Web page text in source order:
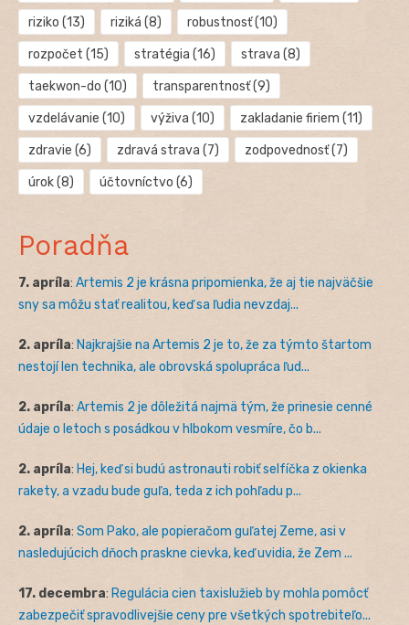
riziko (13) riziká (8) robustnosť(10)
rozpočet (15) stratégia (16) strava (8)
taekwon-do (10) transparentnosť(9)
vzdelávanie (10) výživa (10) zakladanie firiem (11)
zdravie (6) zdravá strava (7) zodpovednosť(7)
úrok(8) účtovníctvo (6)
Poradňa
7. apríla: Artemis 2 je krásna pripomienka, že aj tie najväčšie
sny sa môžu stať realitou, keď sa ľudia nevzdaj...
2. apríla: Najkrajšie na Artemis 2 je to, že za týmto štartom
nestojí len technika, ale obrovská spolupráca ľud...
2. apríla: Artemis 2 je dôležitá najmä tým, že prinesie cenné
údaje o letoch s posádkou v hlbokom vesmíre, čo b...
2. apríla: Hej, keď si budú astronauti robiť selfíčka z okienka
rakety, a vzadu bude guľa, teda z ich pohľadu p...
2. apríla: Som Pako, ale popieračom guľatej Zeme, asi v
nasledujúcich dňoch praskne cievka, keď uvidia, že Zem ...
17. decembra: Regulácia cien taxislužieb by mohla pomôcť
zabezpečiť spravodlivejšie ceny pre všetkých spotrebiteľo...